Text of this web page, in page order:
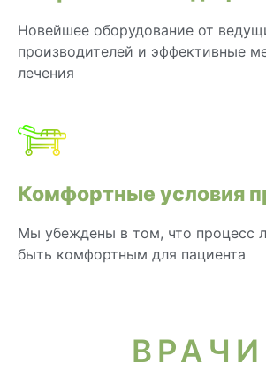
Новейшее оборудование от
производителей и эффективные
лечения
Комфортные условия
Мы убеждены в том, что процесс
быть комфортным для пациента
ВРАЧИ